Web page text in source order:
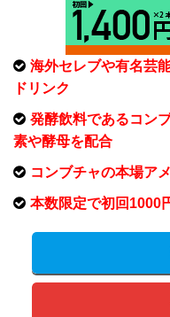
海外セレブや有名芸
ドリンク
発酵飲料であるコン
素や酵母を配合
コンブチャの本場ア
本数限定で初回1000